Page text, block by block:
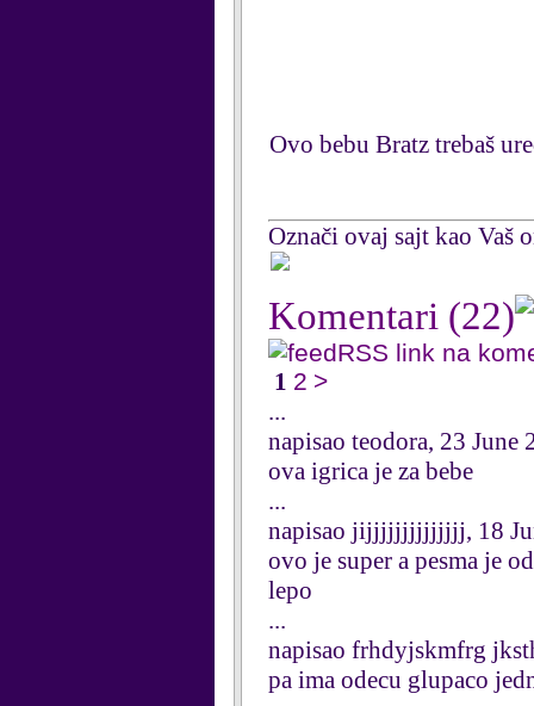
Ovo bebu Bratz trebaš
Označi ovaj sajt kao Vaš
Komentari (22)
RSS link na
1 2 >
...
napisao teodora, 23 June
ova igrica je za bebe
...
napisao jijjjjjjjjjjjjjj, 18
ovo je super a pesma je
lepo
...
napisao frhdyjskmfrg
pa ima odecu glupaco